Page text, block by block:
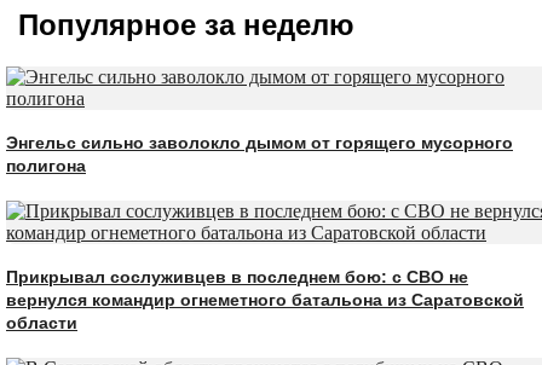
Популярное за неделю
Энгельс сильно заволокло дымом от горящего мусорного
полигона
Прикрывал сослуживцев в последнем бою: с СВО не
вернулся командир огнеметного батальона из Саратовской
области